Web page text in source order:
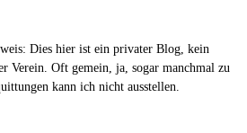
Dies hier ist ein privater Blog, kein
Verein. Oft gemein, ja, sogar manchmal zu
kann ich nicht ausstellen.